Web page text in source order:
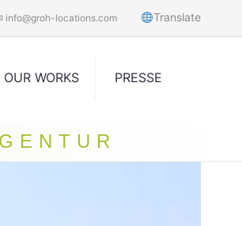
info@groh-locations.com Translate
OUR WORKS PRESSE